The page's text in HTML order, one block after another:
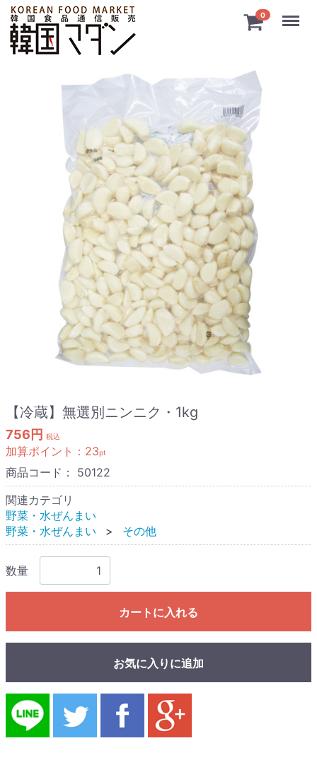
0 Menu
【冷蔵】無選別ニンニク・1kg
756円 税込
加算ポイント： 23pt
商品コード： 50122
関連カテゴリ
野菜・水ぜんまい
野菜・水ぜんまい
その他
数量
カートに入れる
お気に入りに追加